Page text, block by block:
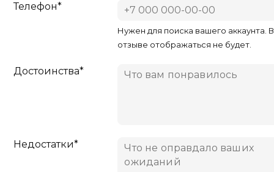
Телефон*
Нужен для поиска вашего аккаунта. В
отзыве отображаться не будет.
Достоинства*
Недостатки*